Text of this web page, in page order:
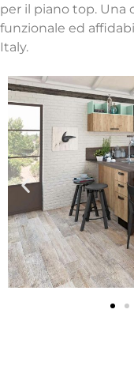
per il piano top.
funzionale ed
Italy.